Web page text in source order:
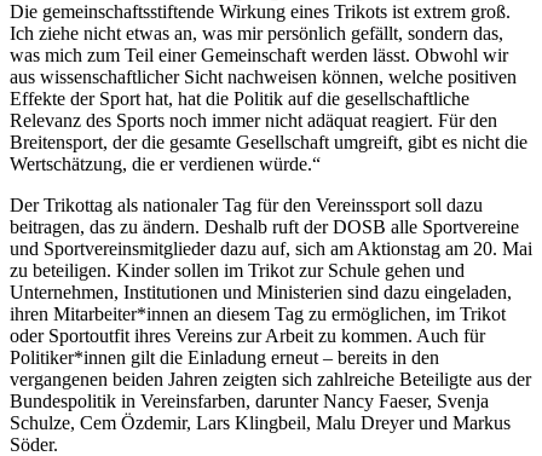
Die gemeinschaftsstiftende Wirkung eines Trikots ist extrem groß.
Ich ziehe nicht etwas an, was mir persönlich gefällt, sondern das,
was mich zum Teil einer Gemeinschaft werden lässt. Obwohl wir
aus wissenschaftlicher Sicht nachweisen können, welche positiven
Effekte der Sport hat, hat die Politik auf die gesellschaftliche
Relevanz des Sports noch immer nicht adäquat reagiert. Für den
Breitensport, der die gesamte Gesellschaft umgreift, gibt es nicht die
Wertschätzung, die er verdienen würde.“
Der Trikottag als nationaler Tag für den Vereinssport soll dazu
beitragen, das zu ändern. Deshalb ruft der DOSB alle Sportvereine
und Sportvereinsmitglieder dazu auf, sich am Aktionstag am 20. Mai
zu beteiligen. Kinder sollen im Trikot zur Schule gehen und
Unternehmen, Institutionen und Ministerien sind dazu eingeladen,
ihren Mitarbeiter*innen an diesem Tag zu ermöglichen, im Trikot
oder Sportoutfit ihres Vereins zur Arbeit zu kommen. Auch für
Politiker*innen gilt die Einladung erneut – bereits in den
vergangenen beiden Jahren zeigten sich zahlreiche Beteiligte aus der
Bundespolitik in Vereinsfarben, darunter Nancy Faeser, Svenja
Schulze, Cem Özdemir, Lars Klingbeil, Malu Dreyer und Markus
Söder.